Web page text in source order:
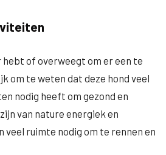
hebt of overweegt om er een te
om te weten dat deze hond veel
nodig heeft om gezond en
van nature energiek en
veel ruimte nodig om te rennen en